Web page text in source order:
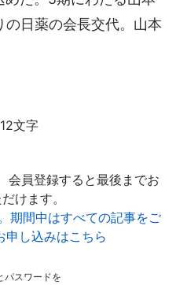
日薬の会長交代。山本
文字
会員登録すると最後までお
けます。
期間中はすべての記事をご
申し込みはこちら
パスワードを